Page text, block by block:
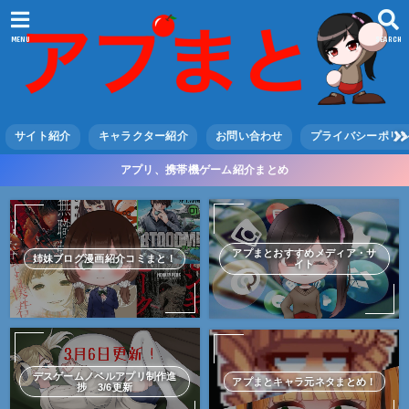
SEARCH
MENU
サイト紹介 キャラクター紹介 お問い合わせ プライバシーポリ
アプリ、携帯機ゲーム紹介まとめ
姉妹ブログ漫画紹介コミまと！
アプまとおすすめメディア・サ
イト
デスゲームノベルアプリ制作進
捗 3/6更新
アプまとキャラ元ネタまとめ！